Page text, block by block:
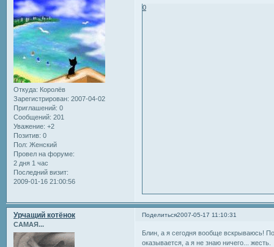
Откуда: Королёв
Зарегистрирован: 2007-04-02
Приглашений: 0
Сообщений: 201
Уважение: +2
Позитив: 0
Пол: Женский
Провел на форуме:
2 дня 1 час
Последний визит:
2009-01-16 21:00:56
0
Поделиться2007-05-17 11:10:31
Урчащий котёнок
САМАЯ...
Блин, а я сегодня вообще вскрываюсь!
оказывается, а я не знаю ничего... жесть.